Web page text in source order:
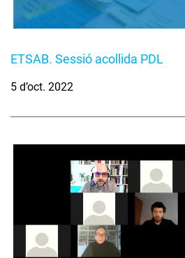
ETSAB. Sessió acollida PDL
5 d’oct. 2022